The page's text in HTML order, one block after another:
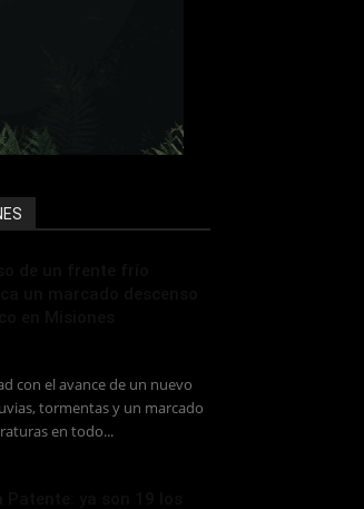
con el avance de un nuevo
tormentas y un marcado
en todo...